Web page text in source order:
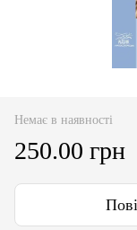
Немає в наявності
250.00 грн